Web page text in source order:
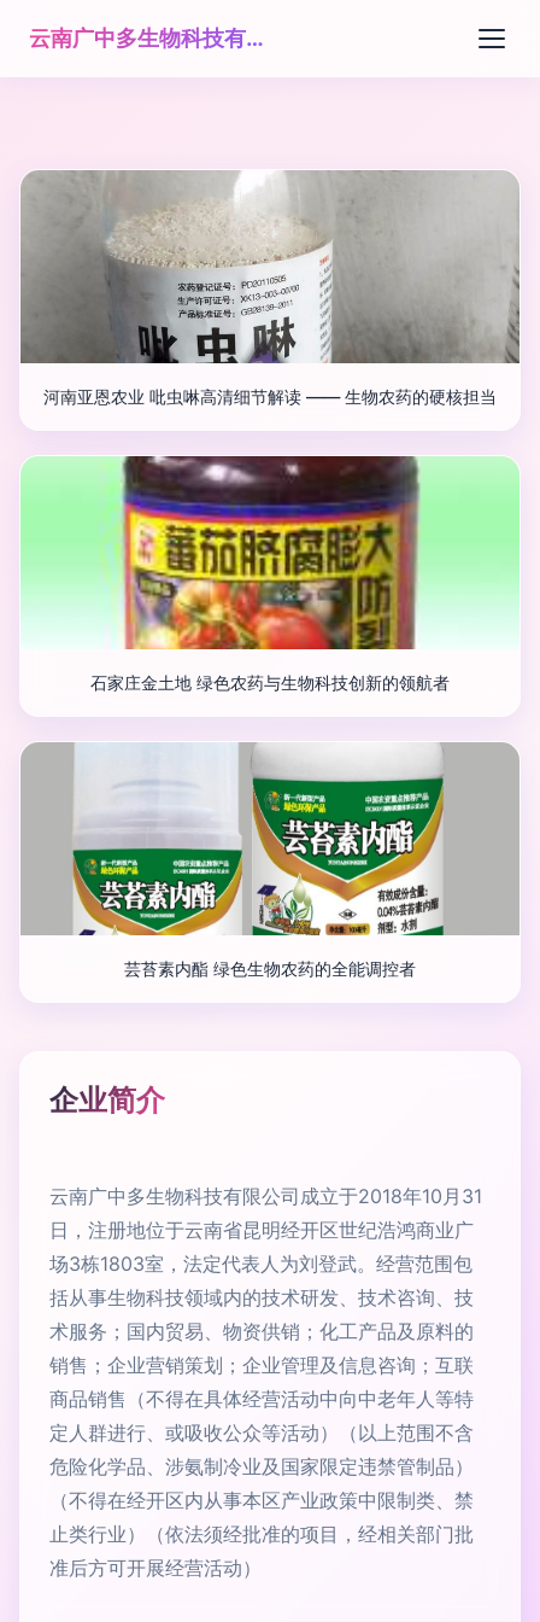
云南广中多生物科技有限公司
河南亚恩农业 吡虫啉高清细节解读 —— 生物农药的硬核担当
石家庄金土地 绿色农药与生物科技创新的领航者
芸苔素内酯 绿色生物农药的全能调控者
企业简介
云南广中多生物科技有限公司成立于2018年10月31
日，注册地位于云南省昆明经开区世纪浩鸿商业广
场3栋1803室，法定代表人为刘登武。经营范围包
括从事生物科技领域内的技术研发、技术咨询、技
术服务；国内贸易、物资供销；化工产品及原料的
销售；企业营销策划；企业管理及信息咨询；互联
商品销售（不得在具体经营活动中向中老年人等特
定人群进行、或吸收公众等活动）（以上范围不含
危险化学品、涉氨制冷业及国家限定违禁管制品）
（不得在经开区内从事本区产业政策中限制类、禁
止类行业）（依法须经批准的项目，经相关部门批
准后方可开展经营活动）